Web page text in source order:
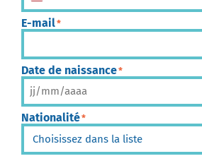
E-mail*
Date de naissance*
Nationalité*